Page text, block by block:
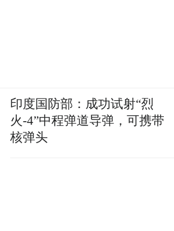
印度国防部：成功试射“烈
火-4”中程弹道导弹，可携带
核弹头